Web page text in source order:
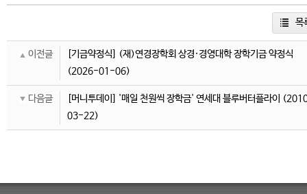
목
이전글
[기금약정식] (재)연경장학회 상경·경영대학 장학기금 약정식
(2026-01-06)
다음글 [머니투데이] '매일 천원씩 장학금' 연세대 블루버터플라이
03-22)